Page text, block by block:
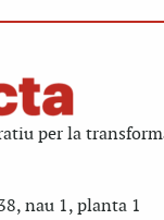
per la
nau 1, planta 1